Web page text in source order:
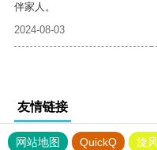
伴家人。
2024-08-03
友情链接
网站地图 QuickQ 旋